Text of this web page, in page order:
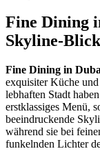
Fine Dining
Skyline-Blick
Fine Dining in
exquisiter Küche
lebhaften Stadt
erstklassiges Menü,
beeindruckende
während sie bei
funkelnden Lichter